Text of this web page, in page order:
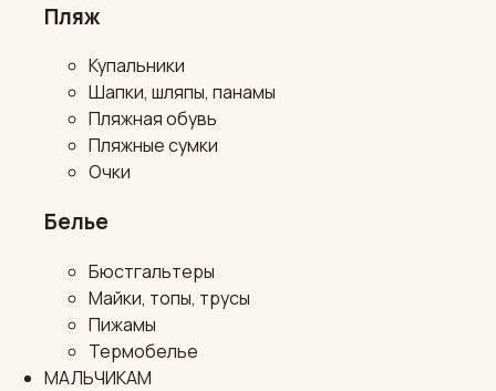
Пляж
Купальники
Шапки, шляпы, панамы
Пляжная обувь
Пляжные сумки
Очки
Белье
Бюстгальтеры
Майки, топы, трусы
Пижамы
Термобелье
МАЛЬЧИКАМ